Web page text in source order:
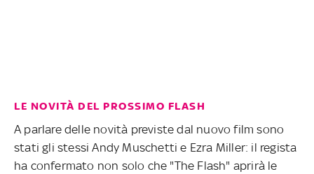
LE NOVITÀ DEL PROSSIMO FLASH
A parlare delle novità previste dal nuovo film sono
stati gli stessi Andy Muschetti e Ezra Miller: il regista
ha confermato non solo che "The Flash" aprirà le